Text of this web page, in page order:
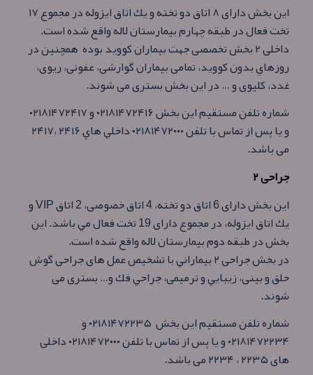
این بخش دارای ۸ اتاق دو تخته و يك اتاق ايزوله در مجموع ۱۷
تخت فعال در طبقه چهارم بيمارستان لاله واقع شده است.
داخلی ۲ بخش تخصصی جهت بيماران كوويد بوده همچنين در
روزهاي بدون كوويد، تمامی بيماران گوارشی، عفونی، ريوی،
غدد، كليوی و … در اين بخش بستری می شوند.
شماره تلفن مستقيم اين بخش ۰۲۱۸۱۴۷۲۴۱۶ و ۰۲۱۸۱۴۷۲۴۱۷
و يا پس از تماس با تلفن ۰۲۱۸۱۴۷۲۰۰۰ داخلي هاي ۲۴۱۶ ،۲۴۱۷
می باشد.
جراحی ۲
این بخش دارای 6 اتاق دو تخته، 4 اتاق خصوصی، 2 اتاق VIP و
يك اتاق ايزوله، در مجموع دارای 19 تخت فعال مي باشد. اين
بخش در طبقه دوم بيمارستان لاله واقع شده است.
در بخش جراحی ۲ بيماراني با تشخيص عمل های جراحی گوش
حلق و بينی، زيبايي و ترميمی، جراحي فك و… بستری می
شوند.
شماره تلفن مستقيم اين بخش ۰۲۱۸۱۴۷۲۲۳۵ و
۰۲۱۸۱۴۷۲۲۳۴ و يا پس از تماس با تلفن ۰۲۱۸۱۴۷۲۰۰۰ داخلی
های ۲۲۳۵ ، ۲۲۳۴ می باشد.